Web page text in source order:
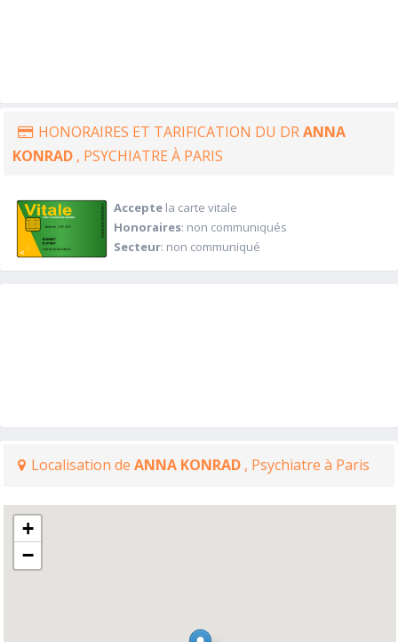
HONORAIRES ET TARIFICATION DU DRANNA
KONRAD , PSYCHIATRE À PARIS
Acceptela carte vitale
Honoraires: non communiqués
Secteur: non communiqué
Localisation de ANNA KONRAD , Psychiatre à Paris
+
−